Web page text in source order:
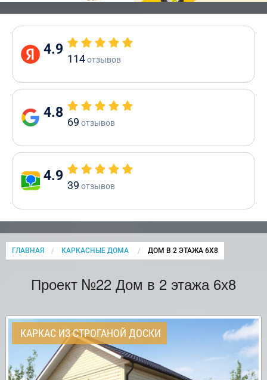
4.9
114отзывов
4.8
69 отзывов
4.9
39 отзывов
ГЛАВНАЯ КАРКАСНЫЕ ДОМА CURRENT:
ДОМ В 2 ЭТАЖА 6Х8
Проект №22 Дом в 2 этажа 6х8
КАРКАС ИЗ СТРОГАНОЙ ДОСКИ